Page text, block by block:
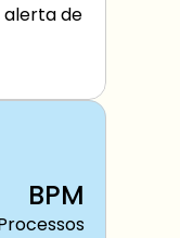
alerta de
BPM